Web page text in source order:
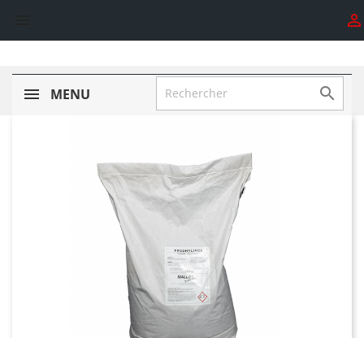

MENU 